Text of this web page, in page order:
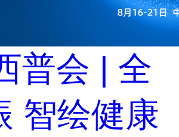
普会 | 全
智绘健康